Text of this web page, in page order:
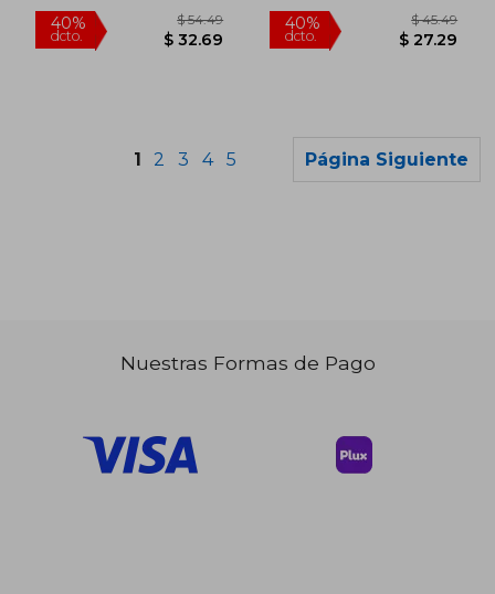
dcto. $ 28.18 dcto.
1 2 3 4 5 Página Siguiente
Nuestras Formas de Pago